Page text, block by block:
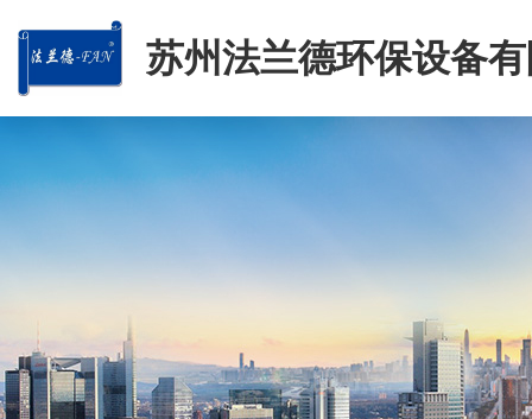
苏州法兰德环保设备